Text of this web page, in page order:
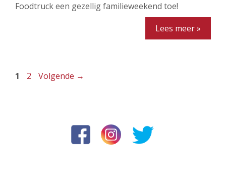
Foodtruck een gezellig familieweekend toe!
Lees meer »
Pagina
1 Pagina
2 Volgende →